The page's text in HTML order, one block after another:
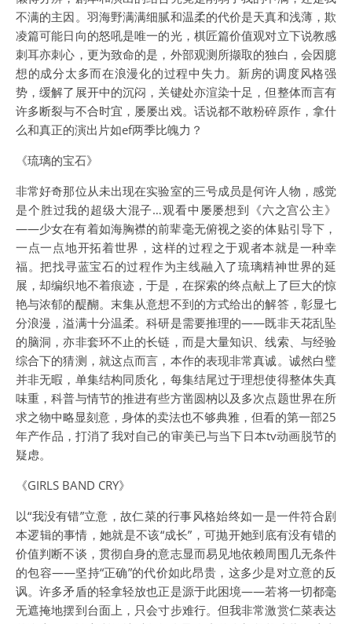
不满的主因。羽海野满满细腻和温柔的代价是天真和浅薄，欺
凌篇可能日向的怒吼是唯一的光，棋匠篇价值观对立下说教感
刺耳亦刺心，更为致命的是，外部观测所撷取的独白，会因臆
想的成分太多而在浪漫化的过程中失力。新房的调度风格强
势，缓解了展开中的沉闷，关键处亦渲染十足，但整体而言有
许多断裂与不合时宜，屡屡出戏。话说都不敢粉碎原作，拿什
么和真正的演出片如ef两季比魄力？
《琉璃的宝石》
非常好奇那位从未出现在实验室的三号成员是何许人物，感觉
是个胜过我的超级大混子…观看中屡屡想到《六之宫公主》
——少女在有着如海胸襟的前辈毫无俯视之姿的体贴引导下，
一点一点地开拓着世界，这样的过程之于观者本就是一种幸
福。把找寻蓝宝石的过程作为主线融入了琉璃精神世界的延
展，却编织地不着痕迹，于是，在探索的终点献上了巨大的惊
艳与浓郁的醍醐。末集从意想不到的方式给出的解答，彰显七
分浪漫，溢满十分温柔。科研是需要推理的——既非天花乱坠
的脑洞，亦非套环不止的长链，而是大量知识、线索、与经验
综合下的猜测，就这点而言，本作的表现非常真诚。诚然白璧
并非无暇，单集结构同质化，每集结尾过于理想使得整体失真
味重，科普与情节的推进有些方凿圆枘以及多次点题世界在所
求之物中略显刻意，身体的卖法也不够典雅，但看的第一部25
年产作品，打消了我对自己的审美已与当下日本tv动画脱节的
疑虑。
《GIRLS BAND CRY》
以“我没有错”立意，故仁菜的行事风格始终如一是一件符合剧
本逻辑的事情，她就是不该“成长”，可抛开她到底有没有错的
价值判断不谈，贯彻自身的意志显而易见地依赖周围几无条件
的包容——坚持“正确”的代价如此昂贵，这多少是对立意的反
讽。许多矛盾的轻拿轻放也正是源于此困境——若将一切都毫
无遮掩地摆到台面上，只会寸步难行。但我非常激赏仁菜表达